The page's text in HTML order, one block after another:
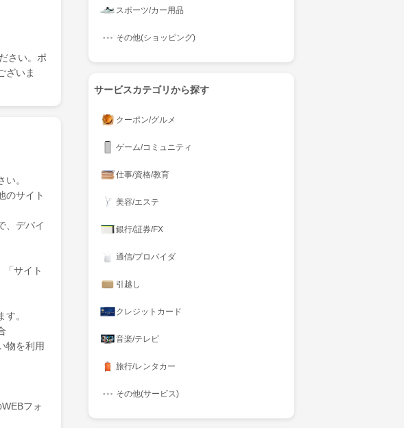
さい。ポ
ざいま
。
のサイト
、デバイ
サイト
。
物を利用
フォ
スポーツ/カー用品
その他(ショッピング)
サービスカテゴリから探す
クーポン/グルメ
ゲーム/コミュニティ
仕事/資格/教育
美容/エステ
銀行/証券/FX
通信/プロバイダ
引越し
クレジットカード
音楽/テレビ
旅行/レンタカー
その他(サービス)